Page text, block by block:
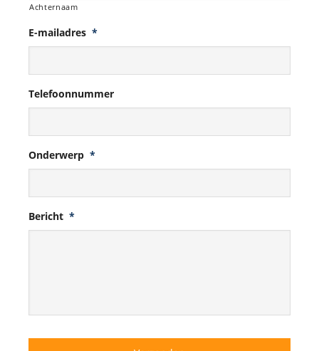
Achternaam
E-mailadres *
Telefoonnummer
Onderwerp *
Bericht *